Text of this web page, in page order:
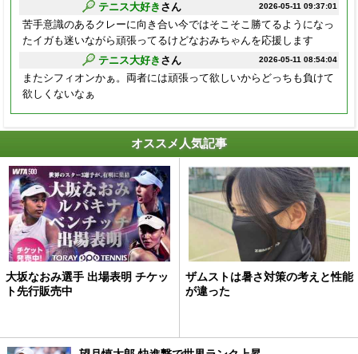
2026-05-11 09:37:01
テニス大好き さん
苦手意識のあるクレーに向き合い今ではそこそこ勝てるようになっ
たイガも迷いながら頑張ってるけどなおみちゃんを応援します
2026-05-11 08:54:04
テニス大好き さん
またシフィオンかぁ。両者には頑張って欲しいからどっちも負けて
欲しくないなぁ
オススメ人気記事
大坂なおみ選手 出場表明 チケッ
ト先行販売中
ザムストは暑さ対策の考えと性能
が違った